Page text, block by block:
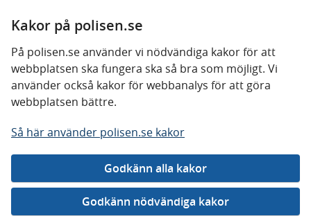
Kakor på polisen.se
På polisen.se använder vi nödvändiga kakor för att
webbplatsen ska fungera ska så bra som möjligt. Vi
använder också kakor för webbanalys för att göra
webbplatsen bättre.
Så här använder polisen.se kakor